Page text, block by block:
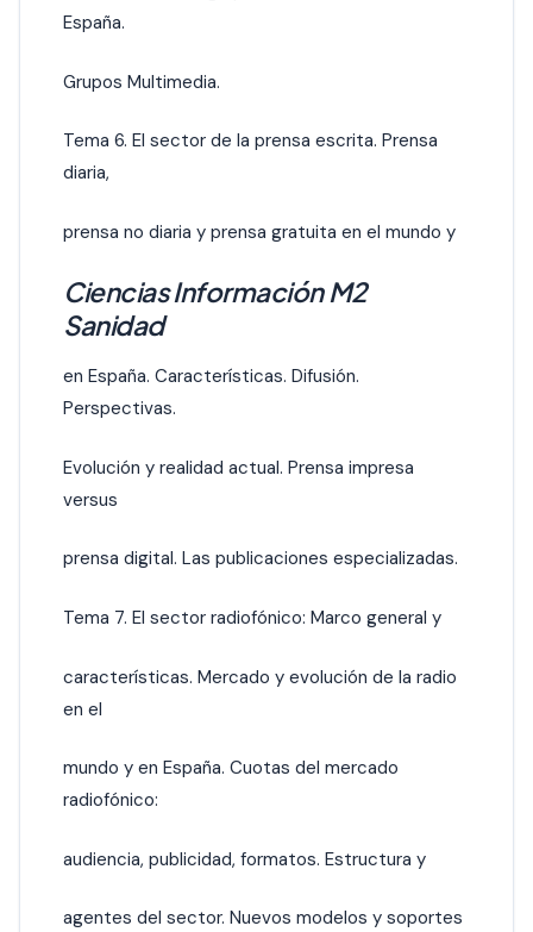
España.
Grupos Multimedia.
Tema 6. El sector de la prensa escrita. Prensa
diaria,
prensa no diaria y prensa gratuita en el mundo y
Ciencias Información M2
Sanidad
en España. Características. Difusión.
Perspectivas.
Evolución y realidad actual. Prensa impresa
versus
prensa digital. Las publicaciones especializadas.
Tema 7. El sector radiofónico: Marco general y
características. Mercado y evolución de la radio
en el
mundo y en España. Cuotas del mercado
radiofónico:
audiencia, publicidad, formatos. Estructura y
agentes del sector. Nuevos modelos y soportes